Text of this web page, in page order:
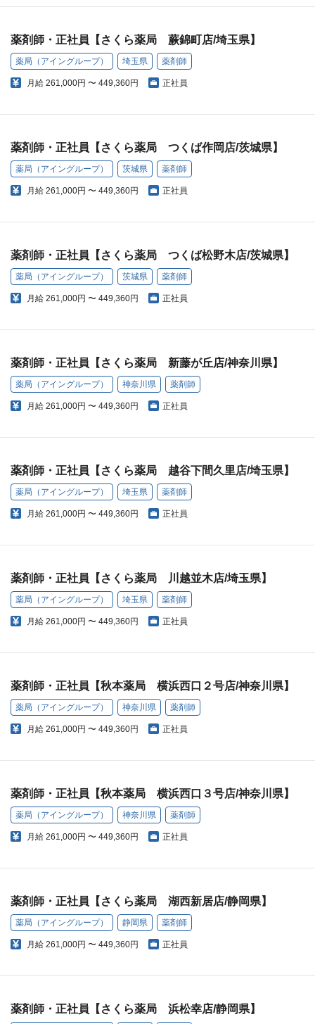
薬剤師・正社員【さくら薬局 蕨錦町店/埼玉県】
薬局（アイングループ） 埼玉県 薬剤師
月給 261,000円 〜 449,360円 正社員
薬剤師・正社員【さくら薬局 つくば作岡店/茨城県】
薬局（アイングループ） 茨城県 薬剤師
月給 261,000円 〜 449,360円 正社員
薬剤師・正社員【さくら薬局 つくば松野木店/茨城県】
薬局（アイングループ） 茨城県 薬剤師
月給 261,000円 〜 449,360円 正社員
薬剤師・正社員【さくら薬局 新藤が丘店/神奈川県】
薬局（アイングループ） 神奈川県 薬剤師
月給 261,000円 〜 449,360円 正社員
薬剤師・正社員【さくら薬局 越谷下間久里店/埼玉県】
薬局（アイングループ） 埼玉県 薬剤師
月給 261,000円 〜 449,360円 正社員
薬剤師・正社員【さくら薬局 川越並木店/埼玉県】
薬局（アイングループ） 埼玉県 薬剤師
月給 261,000円 〜 449,360円 正社員
薬剤師・正社員【秋本薬局 横浜西口２号店/神奈川県】
薬局（アイングループ） 神奈川県 薬剤師
月給 261,000円 〜 449,360円 正社員
薬剤師・正社員【秋本薬局 横浜西口３号店/神奈川県】
薬局（アイングループ） 神奈川県 薬剤師
月給 261,000円 〜 449,360円 正社員
薬剤師・正社員【さくら薬局 湖西新居店/静岡県】
薬局（アイングループ） 静岡県 薬剤師
月給 261,000円 〜 449,360円 正社員
薬剤師・正社員【さくら薬局 浜松幸店/静岡県】